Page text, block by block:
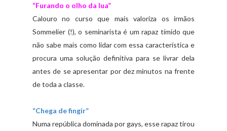
“Furando o olho da lua”
Calouro no curso que mais valoriza os irmãos
Sommelier (!), o seminarista é um rapaz tímido que
não sabe mais como lidar com essa característica e
procura uma solução definitiva para se livrar dela
antes de se apresentar por dez minutos na frente
de toda a classe.
“Chega de fingir”
Numa república dominada por gays, esse rapaz tirou